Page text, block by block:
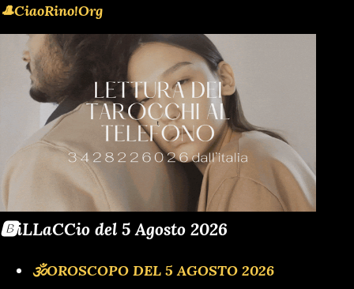
🎩CiaoRino!Org
🅱️iLLaCCio del 5 Agosto 2026
🕉OROSCOPO DEL 5 AGOSTO 2026